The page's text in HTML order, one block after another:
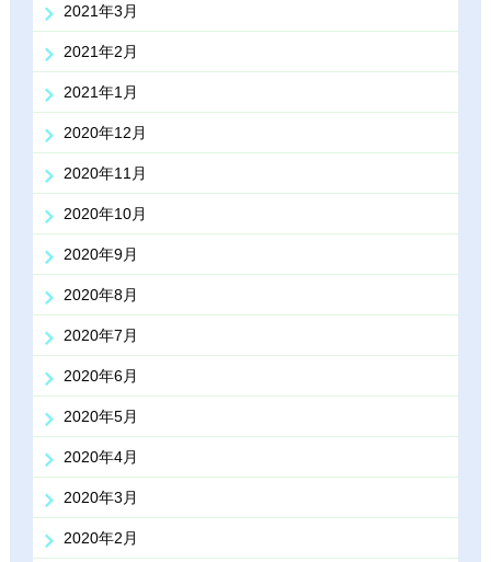
2021年3月
2021年2月
2021年1月
2020年12月
2020年11月
2020年10月
2020年9月
2020年8月
2020年7月
2020年6月
2020年5月
2020年4月
2020年3月
2020年2月